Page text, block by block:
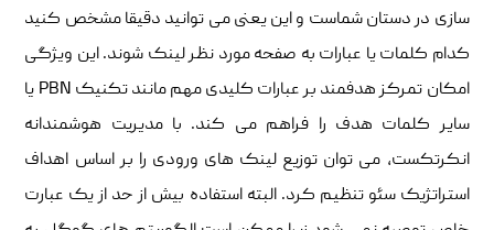
سازی در دستان شماست و این یعنی می توانید دقیقا مشخص کنید
کدام کلمات یا عبارات به صفحه مورد نظر لینک شوند. این ویژگی
امکان تمرکز هدفمند بر عبارات کلیدی مهم مانند تکنیک PBN یا
سایر کلمات هدف را فراهم می کند. با مدیریت هوشمندانه
انکرتکست، می توان توزیع لینک های ورودی را بر اساس اهداف
استراتژیک سئو تنظیم کرد. البته استفاده بیش از حد از یک عبارت